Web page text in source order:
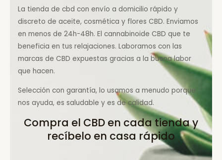
La tienda de cbd con envío a domicilio rápido y
discreto de aceite, cosmética y flores CBD. Enviamos
en menos de 24h-48h. El cannabinoide CBD que te
beneficia en tus relajaciones. Laboramos con las
marcas de CBD expuestas gracias a la buena labor
que hacen.
Selección con garantía, lo usamos a menudo porque
nos ayuda, es saludable y es de calidad.
Compra el CBD en cada tienda y
recíbelo en casa rápido